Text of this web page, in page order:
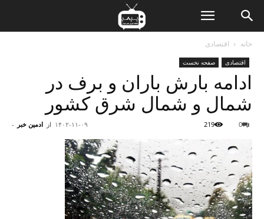
خانه اقتصادی
اقتصادی صفحه نخست
ادامه بارش باران و برف در
شمال و شمال شرق کشور
از ادمین خبر - ۱۴۰۲-۱۱-۰۹ 0
219